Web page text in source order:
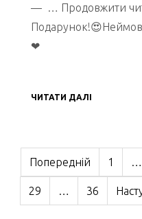
— … Продовжити
❤
ЧИТАТИ ДАЛІ
Попередній 1 …
29 … 36